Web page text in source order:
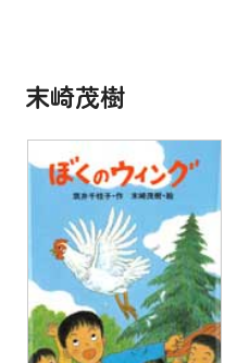
末崎茂樹